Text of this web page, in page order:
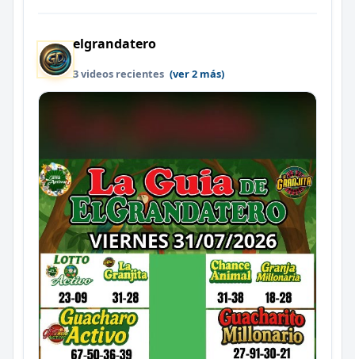
elgrandatero
3 videos recientes (ver 2 más)